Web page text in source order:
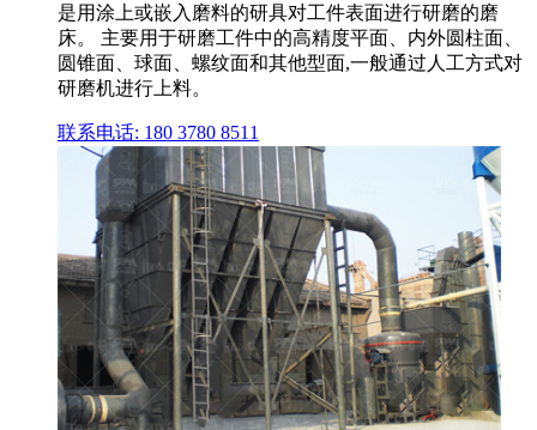
是用涂上或嵌入磨料的研具对工件表面进行研磨的磨
床。 主要用于研磨工件中的高精度平面、内外圆柱面、
圆锥面、球面、螺纹面和其他型面,一般通过人工方式对
研磨机进行上料。
联系电话: 180 3780 8511